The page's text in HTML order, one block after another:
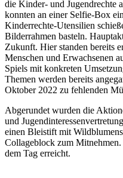
die Kinder- und Jugendrechte
konnten an einer Selfie-Box
Kinderrechte-Utensilien
Bilderrahmen basteln.
Zukunft. Hier standen bereits
Menschen und Erwachsenen
Spiels mit konkreten
Themen werden bereits
Oktober 2022 zu fehlenden
Abgerundet wurden die
und
einen Bleistift mit
Collageblock zum
dem Tag erreicht.